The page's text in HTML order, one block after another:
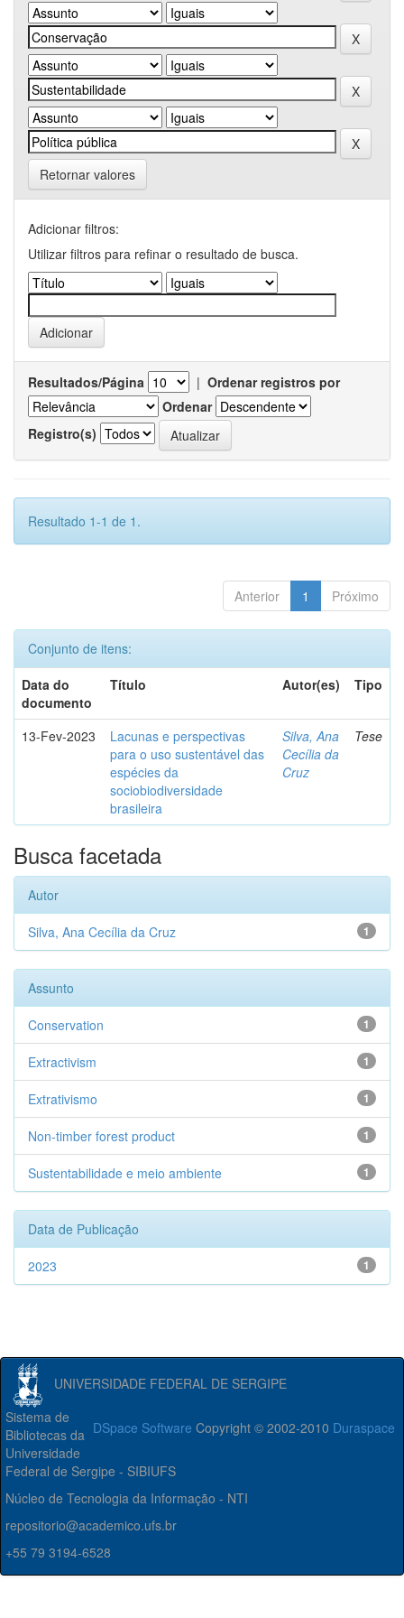
Retornar valores
Adicionar filtros:
Utilizar filtros para refinar o resultado de busca.
Resultados/Página | Ordenar registros por
Ordenar
Registro(s)
Resultado 1-1 de 1.
Anterior 1 Próximo
Conjunto de itens:
Data do
documento
Título Autor(es) Tipo
13-Fev-2023
Lacunas e perspectivas
para o uso sustentável das
espécies da
sociobiodiversidade
brasileira
Silva, Ana
Cecília da
Cruz
Tese
Busca facetada
Autor
1
Silva, Ana Cecília da Cruz
Assunto
1
Conservation
1
Extractivism
1
Extrativismo
1
Non-timber forest product
1
Sustentabilidade e meio ambiente
Data de Publicação
1
2023
UNIVERSIDADE FEDERAL DE SERGIPE
DSpace Software Copyright © 2002-2010 Duraspace
Sistema de
Bibliotecas da
Universidade
Federal de Sergipe - SIBIUFS
Núcleo de Tecnologia da Informação - NTI
repositorio@academico.ufs.br
+55 79 3194-6528